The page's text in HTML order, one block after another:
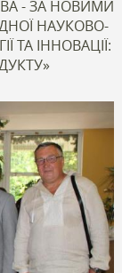
- ЗА НОВИМИ
НАУКОВО-
ТА ІННОВАЦІЇ: